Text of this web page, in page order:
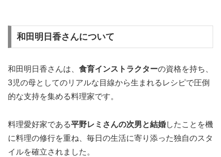
和田明日香さんについて
和田明日香さんは、 食育インストラクターの資格を持ち、
3児の母としてのリアルな目線から生まれるレシピで圧倒
的な支持を集める料理家です。
料理愛好家である平野レミさんの次男と結婚したことを機
に料理の修行を重ね、毎日の生活に寄り添った独自のスタ
イルを確立されました。